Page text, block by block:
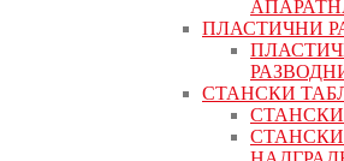
ПЛАСТИЧНИ
СТАНСКИ